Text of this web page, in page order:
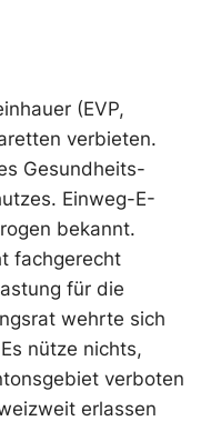
(EVP,
verbieten.
Gesundheits-
Einweg-E-
bekannt.
fachgerecht
für die
wehrte sich
nütze nichts,
verboten
erlassen